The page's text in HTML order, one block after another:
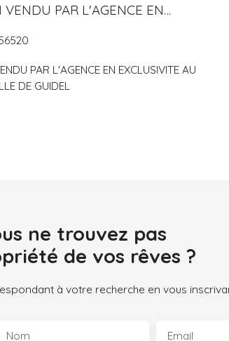
VENDU PAR L'AGENCE EN
PAR L'AGENCE EN EXCLUSIVITE AU
DE GUIDEL
ne trouvez pas
de vos rêves ?
à votre recherche en vous
Nom Email